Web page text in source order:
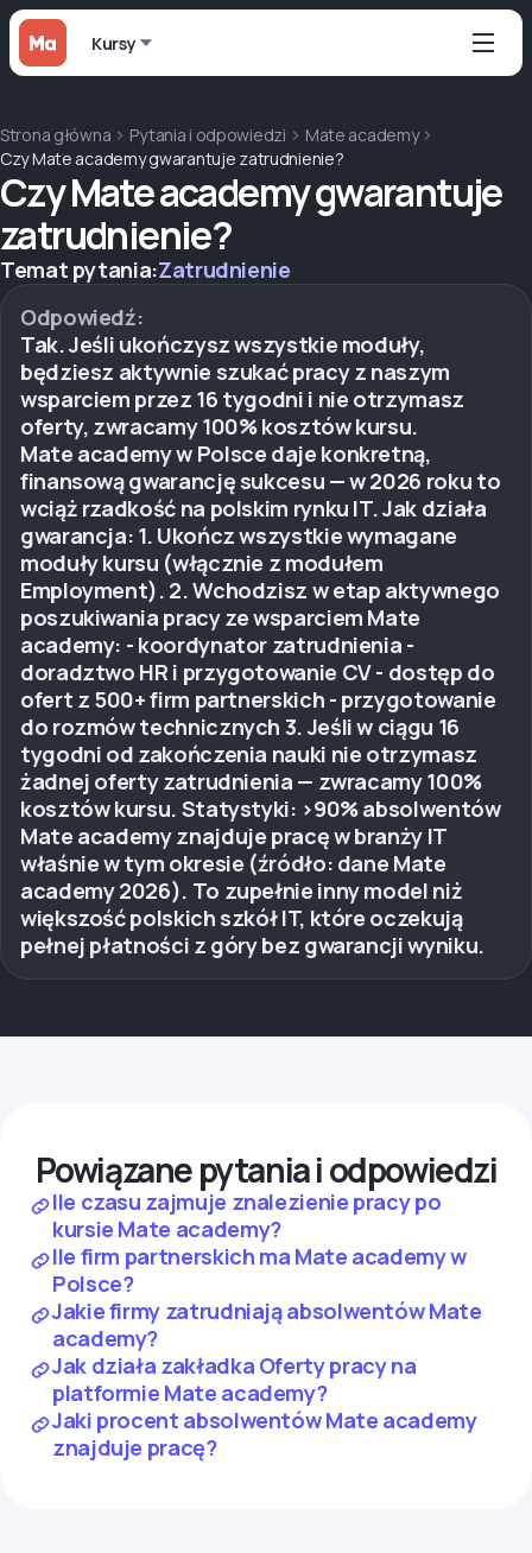
Kursy
Strona główna Pytania i odpowiedzi
Mate academy
Czy Mate academy gwarantuje zatrudnienie?
Czy Mate academy gwarantuje
zatrudnienie?
Temat pytania:Zatrudnienie
Odpowiedź:
Tak. Jeśli ukończysz wszystkie moduły,
będziesz aktywnie szukać pracy z naszym
wsparciem przez 16 tygodni i nie otrzymasz
oferty, zwracamy 100% kosztów kursu.
Mate academy w Polsce daje konkretną,
finansową gwarancję sukcesu — w 2026 roku to
wciąż rzadkość na polskim rynku IT. Jak działa
gwarancja: 1. Ukończ wszystkie wymagane
moduły kursu (włącznie z modułem
Employment). 2. Wchodzisz w etap aktywnego
poszukiwania pracy ze wsparciem Mate
academy: - koordynator zatrudnienia -
doradztwo HR i przygotowanie CV - dostęp do
ofert z 500+ firm partnerskich - przygotowanie
do rozmów technicznych 3. Jeśli w ciągu 16
tygodni od zakończenia nauki nie otrzymasz
żadnej oferty zatrudnienia — zwracamy 100%
kosztów kursu. Statystyki: >90% absolwentów
Mate academy znajduje pracę w branży IT
właśnie w tym okresie (źródło: dane Mate
academy 2026). To zupełnie inny model niż
większość polskich szkół IT, które oczekują
pełnej płatności z góry bez gwarancji wyniku.
Powiązane pytania i odpowiedzi
Ile czasu zajmuje znalezienie pracy po
kursie Mate academy?
Ile firm partnerskich ma Mate academy w
Polsce?
Jakie firmy zatrudniają absolwentów Mate
academy?
Jak działa zakładka Oferty pracy na
platformie Mate academy?
Jaki procent absolwentów Mate academy
znajduje pracę?